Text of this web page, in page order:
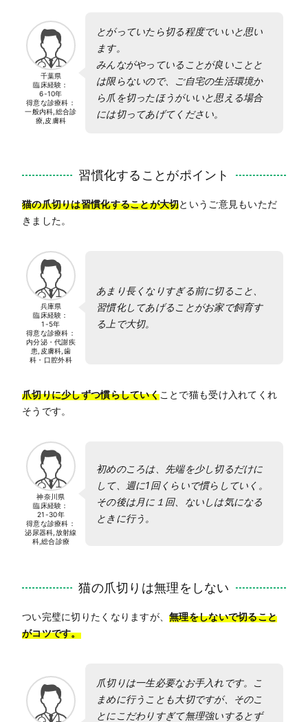
千葉県
臨床経験：
6-10年
得意な診療科：
一般内科,総合診
療,皮膚科
とがっていたら切る程度でいいと思い
ます。
みんながやっていることが良いことと
は限らないので、ご自宅の生活環境か
ら爪を切ったほうがいいと思える場合
には切ってあげてください。
習慣化することがポイント
猫の爪切りは習慣化することが大切というご意見もいただ
きました。
兵庫県
臨床経験：
1-5年
得意な診療科：
内分泌・代謝疾
患,皮膚科,歯
科・口腔外科
あまり長くなりすぎる前に切ること、
習慣化してあげることがお家で飼育す
る上で大切。
爪切りに少しずつ慣らしていくことで猫も受け入れてくれ
そうです。
神奈川県
臨床経験：
21-30年
得意な診療科：
泌尿器科,放射線
科,総合診療
初めのころは、先端を少し切るだけに
して、週に1回くらいで慣らしていく。
その後は月に１回、ないしは気になる
ときに行う。
猫の爪切りは無理をしない
つい完璧に切りたくなりますが、無理をしないで切ること
がコツです。
爪切りは一生必要なお手入れです。こ
まめに行うことも大切ですが、そのこ
とにこだわりすぎて無理強いするとず